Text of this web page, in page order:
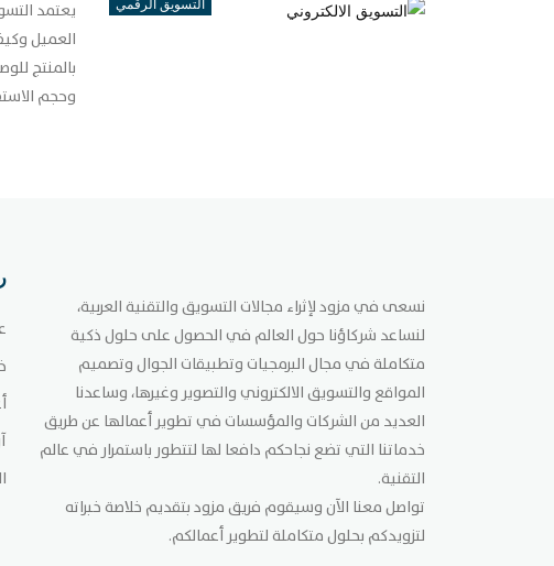
يعتمد
العميل
بالمنتج
وحجم
نسعى في مزود لإثراء مجالات التسويق والتقنية العربية،
لنساعد شركاؤنا حول العالم في الحصول على حلول ذكية
متكاملة في مجال البرمجيات وتطبيقات الجوال وتصميم
المواقع والتسويق الالكتروني والتصوير وغيرها، وساعدنا
العديد من الشركات والمؤسسات في تطوير أعمالها عن طريق
خدماتنا التي تضع نجاحكم دافعا لها لتتطور باستمرار في عالم
التقنية.
تواصل معنا الآن وسيقوم فريق مزود بتقديم خلاصة خبراته
لتزويدكم بحلول متكاملة لتطوير أعمالكم.